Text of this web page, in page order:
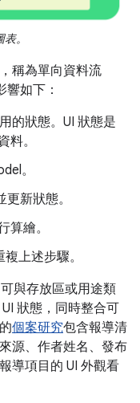
。
稱為單向資料流
如下：
的狀態。UI 狀態是
料。
。
新狀態。
算繪。
上述步驟。
與存放區或用途類
狀態，同時整合可
個案研究包含報導清
源、作者姓名、發布
導項目的 UI 外觀看